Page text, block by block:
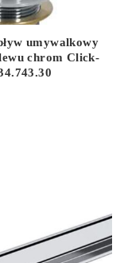
umywalkowy
chrom Click-